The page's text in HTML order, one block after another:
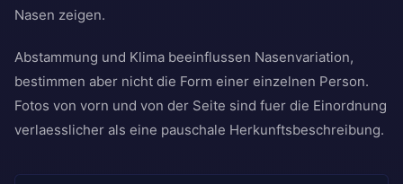
Nasen zeigen.
Abstammung und Klima beeinflussen Nasenvariation,
bestimmen aber nicht die Form einer einzelnen Person.
Fotos von vorn und von der Seite sind fuer die Einordnung
verlaesslicher als eine pauschale Herkunftsbeschreibung.